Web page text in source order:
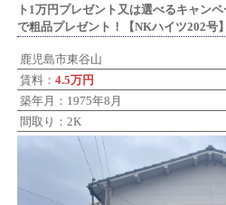
ト1万円プレゼント又は選べるキャン
で粗品プレゼント！【NKハイツ202号
鹿児島市東谷山
賃料：4.5万円
築年月：1975年8月
間取り：2K